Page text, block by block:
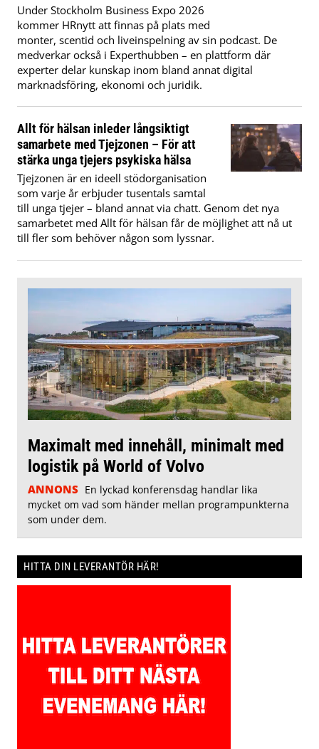
Under Stockholm Business Expo 2026
kommer HRnytt att finnas på plats med
monter, scentid och liveinspelning av sin podcast. De
medverkar också i Experthubben – en plattform där
experter delar kunskap inom bland annat digital
marknadsföring, ekonomi och juridik.
Allt för hälsan inleder långsiktigt
samarbete med Tjejzonen – För att
stärka unga tjejers psykiska hälsa
Tjejzonen är en ideell stödorganisation
som varje år erbjuder tusentals samtal
till unga tjejer – bland annat via chatt. Genom det nya
samarbetet med Allt för hälsan får de möjlighet att nå ut
till fler som behöver någon som lyssnar.
Maximalt med innehåll, minimalt med
logistik på World of Volvo
ANNONS En lyckad konferensdag handlar lika
mycket om vad som händer mellan programpunkterna
som under dem.
HITTA DIN LEVERANTÖR HÄR!